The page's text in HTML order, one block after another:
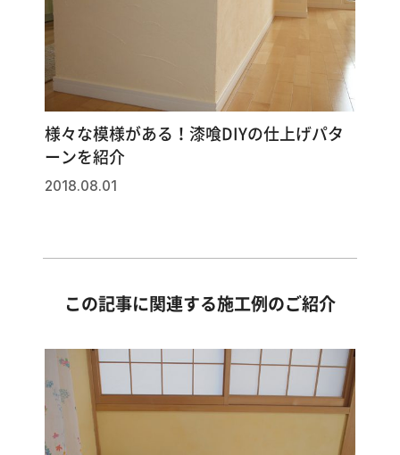
様々な模様がある！漆喰DIYの仕上げパタ
ーンを紹介
2018.08.01
この記事に関連する施工例のご紹介